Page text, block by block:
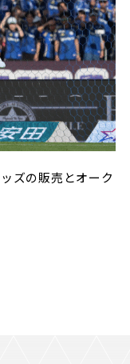
ズの販売とオーク